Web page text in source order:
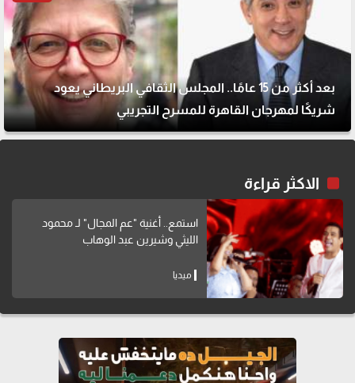
بعد أكثر من 15 عامًا.. المجلس الثقافي البريطاني يعود
شريكًا لمهرجان القاهرة للمسرح التجريبي
الاكثر قراءة
استمع.. أغنية "عم المجال" لـ محمود
الليثي وشيرين عبد الوهاب
ميديا